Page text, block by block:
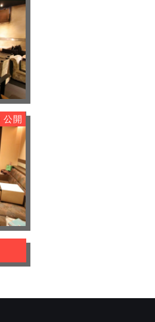
公開